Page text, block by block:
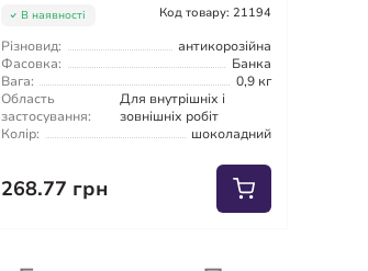
В наявності Код товару: 21194
Різновид:
антикорозійна
Фасовка:
Банка
Вага:
0,9 кг
Область
застосування:
Для внутрішніх і
зовнішніх робіт
Колір:
шоколадний
268.77 грн